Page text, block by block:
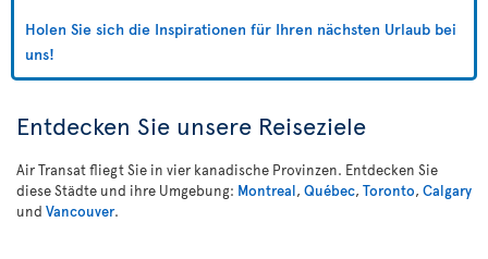
Holen Sie sich die Inspirationen für Ihren nächsten Urlaub bei
uns!
Entdecken Sie unsere Reiseziele
Air Transat fliegt Sie in vier kanadische Provinzen. Entdecken Sie
diese Städte und ihre Umgebung: Montreal, Québec, Toronto, Calgary
und Vancouver.